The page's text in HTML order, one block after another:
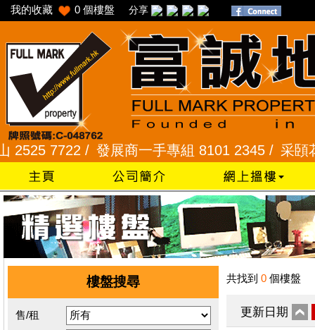
我的收藏 0 個樓盤 分享
7722 /發展商一手專組 8101 2345 /采頣花園
樓盤搜尋
售/租
共找到 0 個樓盤
更新日期